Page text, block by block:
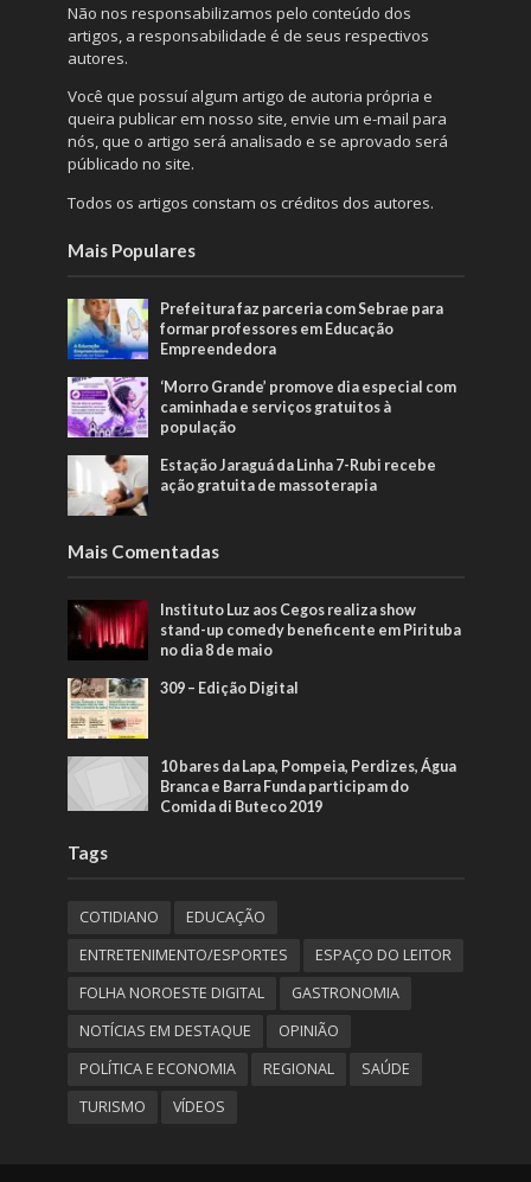
Não nos responsabilizamos pelo conteúdo dos
artigos, a responsabilidade é de seus respectivos
autores.
Você que possuí algum artigo de autoria própria e
queira publicar em nosso site, envie um e-mail para
nós, que o artigo será analisado e se aprovado será
públicado no site.
Todos os artigos constam os créditos dos autores.
Mais Populares
Prefeitura faz parceria com Sebrae para
formar professores em Educação
Empreendedora
‘Morro Grande’ promove dia especial com
caminhada e serviços gratuitos à
população
Estação Jaraguá da Linha 7-Rubi recebe
ação gratuita de massoterapia
Mais Comentadas
Instituto Luz aos Cegos realiza show
stand-up comedy beneficente em Pirituba
no dia 8 de maio
309 – Edição Digital
10 bares da Lapa, Pompeia, Perdizes, Água
Branca e Barra Funda participam do
Comida di Buteco 2019
Tags
COTIDIANO
EDUCAÇÃO
ENTRETENIMENTO/ESPORTES
ESPAÇO DO LEITOR
FOLHA NOROESTE DIGITAL
GASTRONOMIA
NOTÍCIAS EM DESTAQUE
OPINIÃO
POLÍTICA E ECONOMIA
REGIONAL
SAÚDE
TURISMO
VÍDEOS